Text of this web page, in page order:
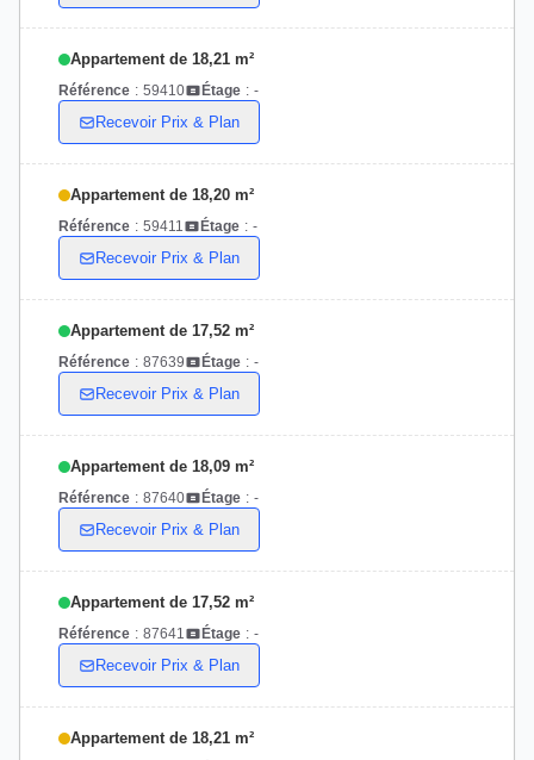
Appartement de 18,21 m²
Référence : 59410 Étage : -
Recevoir Prix & Plan
Appartement de 18,20 m²
Référence : 59411 Étage : -
Recevoir Prix & Plan
Appartement de 17,52 m²
Référence : 87639 Étage : -
Recevoir Prix & Plan
Appartement de 18,09 m²
Référence : 87640 Étage : -
Recevoir Prix & Plan
Appartement de 17,52 m²
Référence : 87641 Étage : -
Recevoir Prix & Plan
Appartement de 18,21 m²